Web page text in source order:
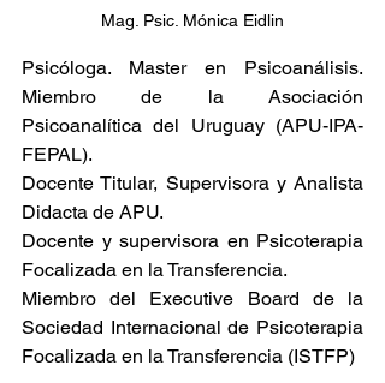
Mag. Psic. Mónica Eidlin
Psicóloga. Master en Psicoanálisis.
Miembro de la Asociación
Psicoanalítica del Uruguay (APU-IPA-
FEPAL).
Docente Titular, Supervisora y Analista
Didacta de APU.
Docente y supervisora en Psicoterapia
Focalizada en la Transferencia.
Miembro del Executive Board de la
Sociedad Internacional de Psicoterapia
Focalizada en la Transferencia (ISTFP)